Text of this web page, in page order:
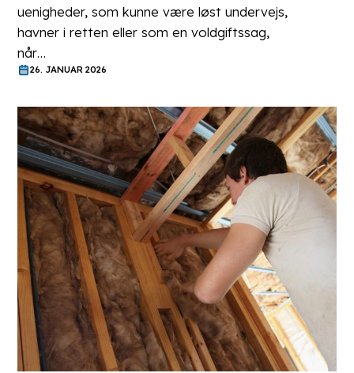
uenigheder, som kunne være løst undervejs,
havner i retten eller som en voldgiftssag,
når…
26. JANUAR 2026